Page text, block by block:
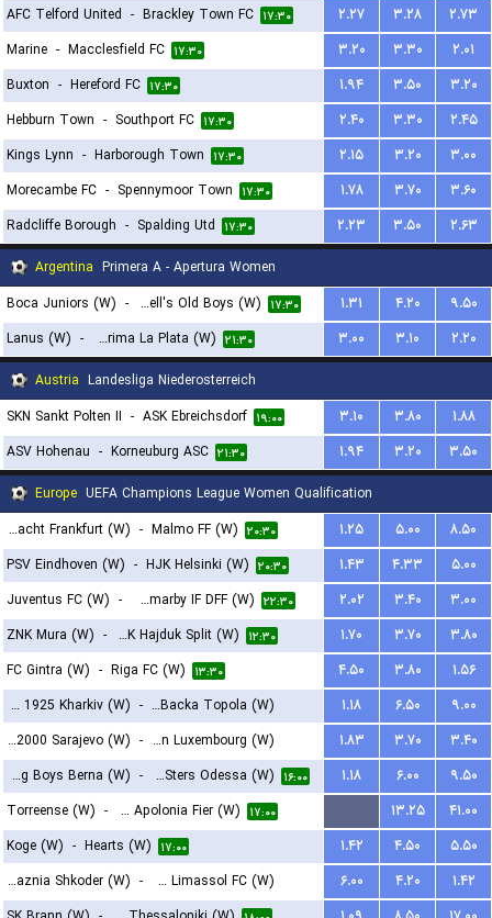
AFC Telford United - Brackley Town FC ۱۷:۳۰ ۲.۲۷ ۳.۲۸
۲.۷۳
Marine - Macclesfield FC ۱۷:۳۰ ۳.۲۰ ۳.۳۰
۲.۰۱
Buxton - Hereford FC ۱۷:۳۰ ۱.۹۴ ۳.۵۰
۳.۲۰
Hebburn Town - Southport FC ۱۷:۳۰ ۲.۴۰ ۳.۳۰
۲.۴۵
Kings Lynn - Harborough Town ۱۷:۳۰ ۲.۱۵ ۳.۲۰
۳.۰۰
Morecambe FC - Spennymoor Town ۱۷:۳۰ ۱.۷۸ ۳.۷۰
۳.۶۰
Radcliffe Borough - Spalding Utd ۱۷:۳۰ ۲.۲۳ ۳.۵۰
۲.۶۳
Argentina Primera A - Apertura Women
Boca Juniors (W) - Newell's Old Boys (W) ۱۷:۳۰ ۱.۳۱ ۴.۲۰
۹.۵۰
Lanus (W) - Gimnasia Y Esgrima La Plata (W) ۲۱:۳۰ ۳.۰۰ ۳.۱۰
۲.۲۰
Austria Landesliga Niederosterreich
SKN Sankt Polten II - ASK Ebreichsdorf ۱۹:۰۰ ۳.۱۰ ۳.۸۰
۱.۸۸
ASV Hohenau - Korneuburg ASC ۲۱:۳۰ ۱.۹۴ ۳.۲۰
۳.۵۰
Europe UEFA Champions League Women Qualification
Eintracht Frankfurt (W)
- Malmo FF (W) ۲۰:۳۰ ۱.۲۵ ۵.۰۰
۸.۵۰
PSV Eindhoven (W) - HJK Helsinki (W) ۲۰:۳۰ ۱.۴۳ ۴.۳۳
۵.۰۰
Juventus FC (W) - Hammarby IF DFF (W) ۲۲:۳۰ ۲.۰۲ ۳.۴۰
۳.۰۰
ZNK Mura (W) - ZNK Hajduk Split (W) ۱۲:۳۰ ۱.۷۰ ۳.۷۰
۳.۸۰
FC Gintra (W) - Riga FC (W) ۱۳:۳۰ ۴.۵۰ ۳.۸۰
۱.۵۶
Metalist 1925 Kharkiv (W)
- TSC Backa Topola (W)
۱۴:۳۰
۱.۱۸ ۶.۵۰
۹.۰۰
ZNK Sfk 2000 Sarajevo (W)
- Racing FC Union Luxembourg (W)
۱۴:۳۰
۱.۸۳ ۳.۷۰
۳.۴۰
BSC Young Boys Berna (W)
- SeaSters Odessa (W) ۱۶:۰۰ ۱.۱۸ ۶.۰۰
۹.۵۰
Torreense (W) - FK Apolonia Fier (W) ۱۷:۰۰ ۱۳.۲۵
۴۱.۰۰
Koge (W) - Hearts (W) ۱۷:۰۰ ۱.۴۲ ۴.۵۰
۵.۵۰
KS Vllaznia Shkoder (W)
- Apollon Limassol FC (W) ۶.۰۰ ۴.۲۰
۱.۴۲